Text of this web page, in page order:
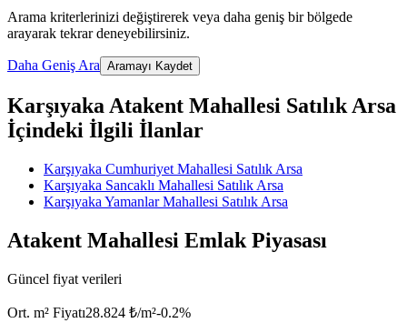
Arama kriterlerinizi değiştirerek veya daha geniş bir bölgede
arayarak tekrar deneyebilirsiniz.
Daha Geniş Ara Aramayı Kaydet
Karşıyaka Atakent Mahallesi Satılık Arsa
İçindeki İlgili İlanlar
Karşıyaka Cumhuriyet Mahallesi Satılık Arsa
Karşıyaka Sancaklı Mahallesi Satılık Arsa
Karşıyaka Yamanlar Mahallesi Satılık Arsa
Atakent Mahallesi Emlak Piyasası
Güncel fiyat verileri
Ort. m² Fiyatı28.824 ₺/m²-0.2%